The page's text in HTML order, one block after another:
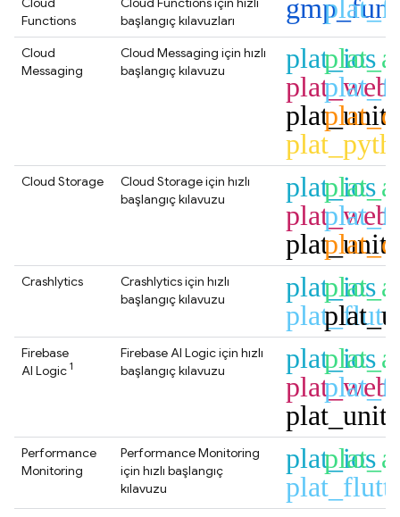
Functions
başlangıç kılavuzları
Cloud
Messaging
Cloud Messaging için hızlı
başlangıç kılavuzu
plat_ios
plat_web
Cloud Storage Cloud Storageiçin hızlı
başlangıç kılavuzu
plat_ios
plat_web
Crashlytics Crashlyticsiçin hızlı
başlangıç kılavuzu
plat_ios
Firebase
AI Logic 1
Firebase AI Logiciçin hızlı
başlangıç kılavuzu
plat_ios
plat_web
Performance
Monitoring
Performance Monitoring
için hızlı başlangıç
kılavuzu
plat_ios